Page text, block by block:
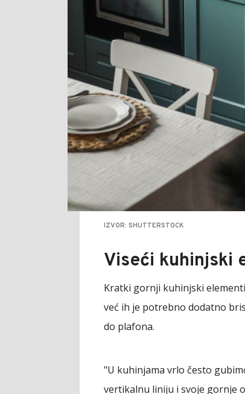
IZVOR: SHUTTERSTOCK
Viseći kuhinjski
Kratki gornji kuhinjski
već ih je potrebno dodatno
do plafona.
"U kuhinjama vrlo često
vertikalnu liniju i svoje gornje